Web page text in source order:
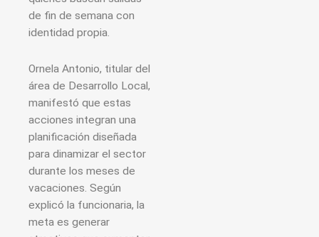
de fin de semana con
identidad propia.
Ornela Antonio, titular del
área de Desarrollo Local,
manifestó que estas
acciones integran una
planificación diseñada
para dinamizar el sector
durante los meses de
vacaciones. Según
explicó la funcionaria, la
meta es generar